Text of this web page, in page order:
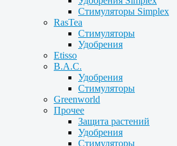
Стимуляторы Simplex
RasTea
Стимуляторы
Удобрения
Etisso
B.A.C.
Удобрения
Стимуляторы
Greenworld
Прочее
Защита растений
Удобрения
Стимуляторы